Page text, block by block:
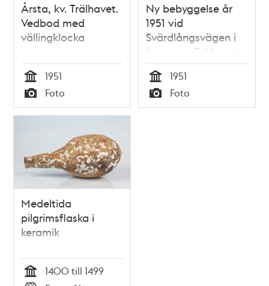
Årsta, kv. Trälhavet.
Vedbod med
vällingklocka
Tid
1951
Typ
Foto
Ny bebyggelse år
1951 vid
Svärdlångsvägen i
kvarteret Trälhavet.
Tid
1951
Typ
Foto
Medeltida
pilgrimsflaska i
keramik
1400 till 1499